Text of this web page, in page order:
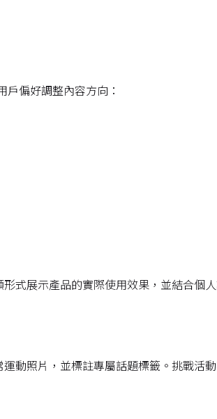
偏好調整內容方向：
式展示產品的實際使用效果，並結合個
動照片，並標註專屬話題標籤。挑戰活